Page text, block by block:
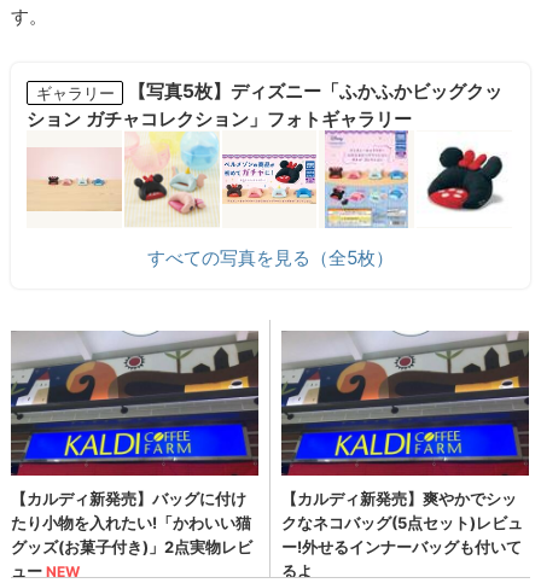
す。
ギャラリー
【写真5枚】ディズニー「ふかふかビッグクッ
ション ガチャコレクション」フォトギャラリー
すべての写真を見る（全5枚）